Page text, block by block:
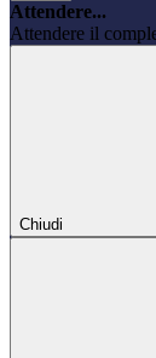
Attendere...
Attendere il
Chiudi